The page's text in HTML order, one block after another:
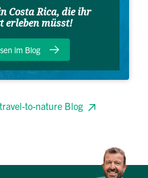
Costa Rica, die ihr
erleben müsst!
im Blog
to-nature Blog